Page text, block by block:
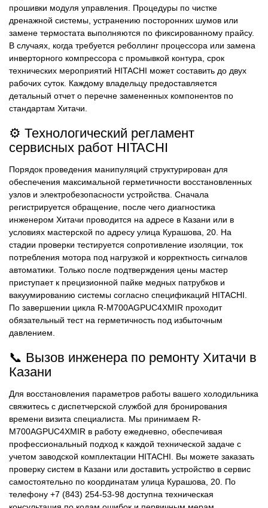
прошивки модуля управления. Процедуры по чистке
дренажной системы, устранению посторонних шумов или
замене термостата выполняются по фиксированному прайсу.
В случаях, когда требуется реболлинг процессора или замена
инверторного компрессора с промывкой контура, срок
технических мероприятий HITACHI может составить до двух
рабочих суток. Каждому владельцу предоставляется
детальный отчет о перечне замененных компонентов по
стандартам Хитачи.
⚙️ Технологический регламент
сервисных работ HITACHI
Порядок проведения манипуляций структурирован для
обеспечения максимальной герметичности восстановленных
узлов и электробезопасности устройства. Сначала
регистрируется обращение, после чего диагностика
инженером Хитачи проводится на адресе в Казани или в
условиях мастерской по адресу улица Курашова, 20. На
стадии проверки тестируется сопротивление изоляции, ток
потребления мотора под нагрузкой и корректность сигналов
автоматики. Только после подтверждения цены мастер
приступает к прецизионной пайке медных патрубков и
вакуумированию системы согласно спецификаций HITACHI.
По завершении цикла R-M700AGPUC4XMIR проходит
обязательный тест на герметичность под избыточным
давлением.
📞 Вызов инженера по ремонту Хитачи в
Казани
Для восстановления параметров работы вашего холодильника
свяжитесь с диспетчерской службой для бронирования
времени визита специалиста. Мы принимаем R-
M700AGPUC4XMIR в работу ежедневно, обеспечивая
профессиональный подход к каждой технической задаче с
учетом заводской комплектации HITACHI. Вы можете заказать
проверку систем в Казани или доставить устройство в сервис
самостоятельно по координатам улица Курашова, 20. По
телефону +7 (843) 254-53-98 доступна техническая